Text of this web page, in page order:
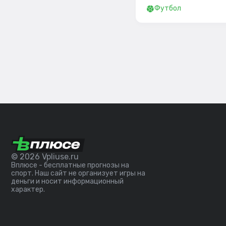
Футбол
© 2026 Vpliuse.ru
Вплюсе - бесплатные прогнозы на
спорт. Наш сайт не организует игры на
деньги и носит информационный
характер.